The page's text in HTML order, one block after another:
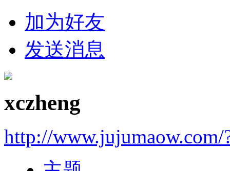
加为好友
发送消息
xczheng
http://www.jujumaow.com/